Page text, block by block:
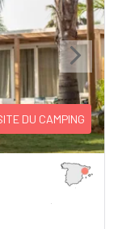
Next
DU CAMPING